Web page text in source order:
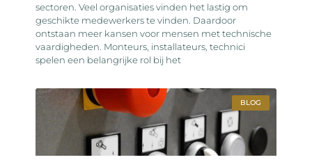
sectoren. Veel organisaties vinden het lastig om
geschikte medewerkers te vinden. Daardoor
ontstaan meer kansen voor mensen met technische
vaardigheden. Monteurs, installateurs, technici
spelen een belangrijke rol bij het
BLOG